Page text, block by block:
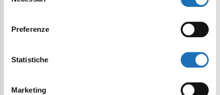
Preferenze
Statistiche
Marketing